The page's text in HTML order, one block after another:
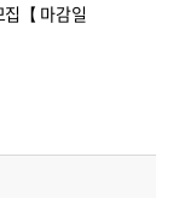
【 마감일